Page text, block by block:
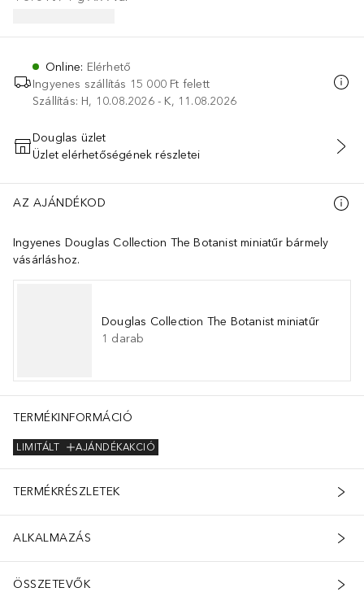
Online: Elérhető
Ingyenes szállítás 15 000 Ft felett
Szállítás: H, 10.08.2026 - K, 11.08.2026
KOSÁRBA HELYEZÉS
Douglas üzlet
Üzlet elérhetőségének részletei
AZ AJÁNDÉKOD
Ingyenes Douglas Collection The Botanist miniatűr bármely
vásárláshoz.
Douglas Collection The Botanist miniatűr
1 darab
TERMÉKINFORMÁCIÓ
AJÁNDÉKAKCIÓ
LIMITÁLT
TERMÉKRÉSZLETEK
ALKALMAZÁS
ÖSSZETEVŐK